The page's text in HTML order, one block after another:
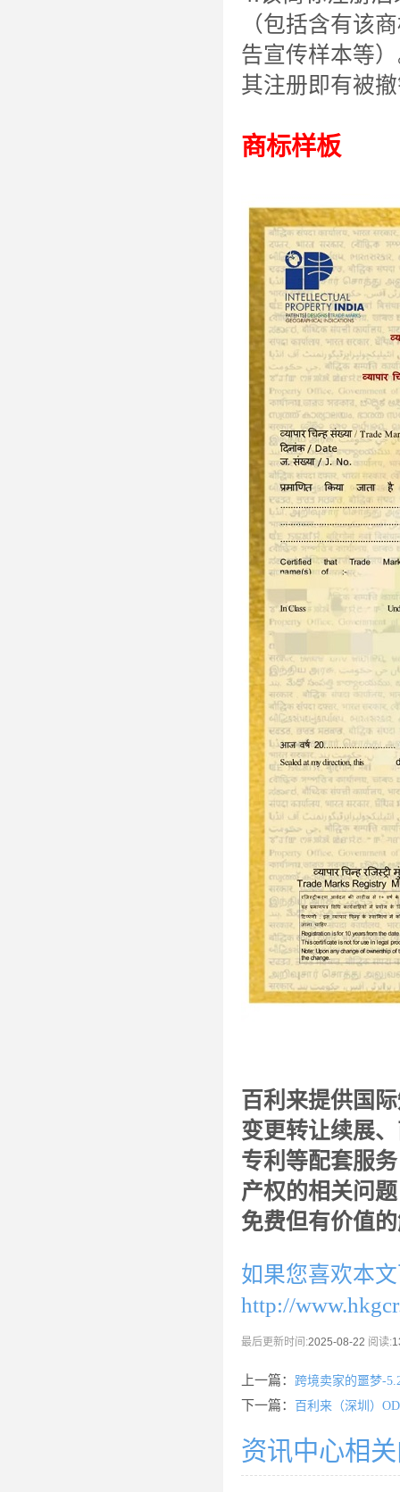
（包括含有该
告宣传样本等
其注册即有被
商标样板
百利来提供国
变更转让续展
专利等配套服
产权的相关问
免费但有价值
如果您喜欢本
http://
最后更新时间:2025-08-22 阅读:
上一篇： 跨境卖家的噩梦-
下一篇： 百利来（深圳）
资讯中心相